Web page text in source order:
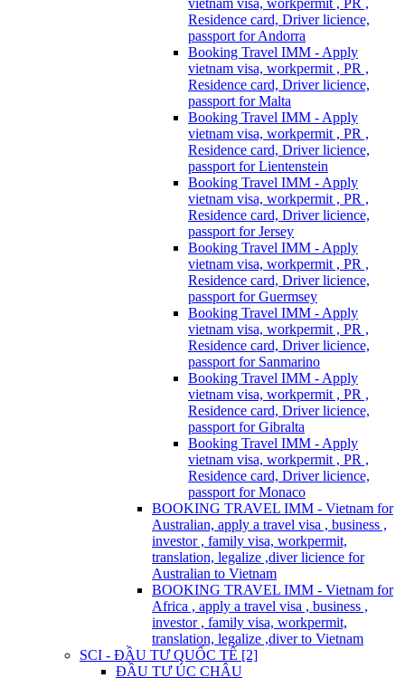
vietnam visa, workpermit , PR ,
Residence card, Driver licience,
passport for Andorra
Booking Travel IMM - Apply
vietnam visa, workpermit , PR ,
Residence card, Driver licience,
passport for Malta
Booking Travel IMM - Apply
vietnam visa, workpermit , PR ,
Residence card, Driver licience,
passport for Lientenstein
Booking Travel IMM - Apply
vietnam visa, workpermit , PR ,
Residence card, Driver licience,
passport for Jersey
Booking Travel IMM - Apply
vietnam visa, workpermit , PR ,
Residence card, Driver licience,
passport for Guermsey
Booking Travel IMM - Apply
vietnam visa, workpermit , PR ,
Residence card, Driver licience,
passport for Sanmarino
Booking Travel IMM - Apply
vietnam visa, workpermit , PR ,
Residence card, Driver licience,
passport for Gibralta
Booking Travel IMM - Apply
vietnam visa, workpermit , PR ,
Residence card, Driver licience,
passport for Monaco
BOOKING TRAVEL IMM - Vietnam for
Australian, apply a travel visa , business ,
investor , family visa, workpermit,
translation, legalize ,diver licience for
Australian to Vietnam
BOOKING TRAVEL IMM - Vietnam for
Africa , apply a travel visa , business ,
investor , family visa, workpermit,
translation, legalize ,diver to Vietnam
SCI - ĐẦU TƯ QUỐC TẾ [2]
ĐẦU TƯ ÚC CHÂU